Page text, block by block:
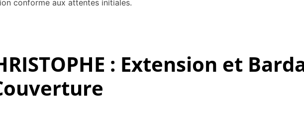
conforme aux attentes initiales.
: Extension et